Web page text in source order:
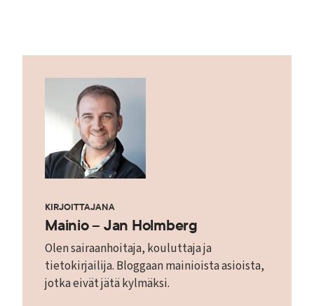
KIRJOITTAJANA
Mainio – Jan Holmberg
Olen sairaanhoitaja, kouluttaja ja
tietokirjailija. Bloggaan mainioista asioista,
jotka eivät jätä kylmäksi.